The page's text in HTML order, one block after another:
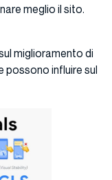
meglio il sito.
miglioramento di
possono influire sul